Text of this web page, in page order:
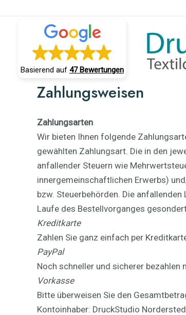
Basierend auf 47 Bewertungen
Zahlungsweisen
Zahlungsarten
Wir bieten Ihnen folgende
gewählten Zahlungsart. Die in den
anfallender Steuern wie
innergemeinschaftlichen Erwerbs)
bzw. Steuerbehörden. Die
Laufe des Bestellvorganges
Kreditkarte
Zahlen Sie ganz einfach per
PayPal
Noch schneller und sicherer bezahlen
Vorkasse
Bitte überweisen Sie den
Kontoinhaber: DruckStudio